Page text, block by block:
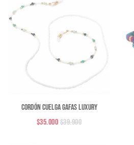
Cordón Cuelga Gafas Luxury
$35.000 $39.900